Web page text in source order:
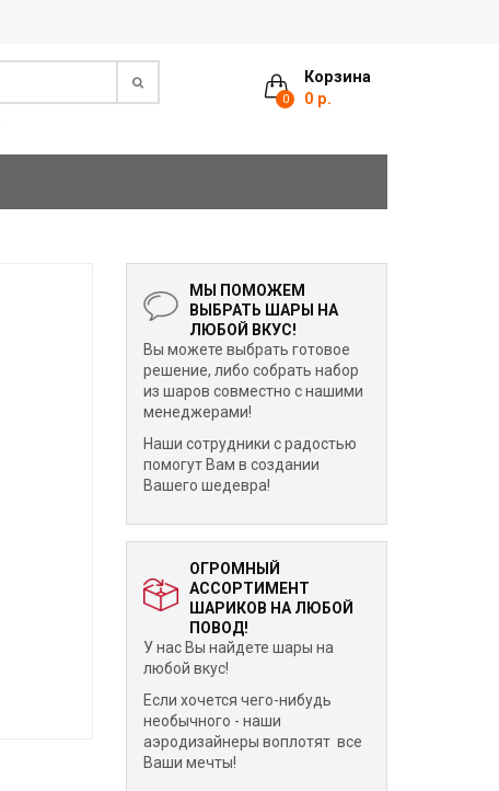
Корзина
0 0 р.
МЫ ПОМОЖЕМ
ВЫБРАТЬ ШАРЫ НА
ЛЮБОЙ ВКУС!
Вы можете выбрать готовое
решение, либо собрать набор
из шаров совместно с нашими
менеджерами!
Наши сотрудники с радостью
помогут Вам в создании
Вашего шедевра!
ОГРОМНЫЙ
АССОРТИМЕНТ
ШАРИКОВ НА ЛЮБОЙ
ПОВОД!
У нас Вы найдете шары на
любой вкус!
Если хочется чего-нибудь
необычного - наши
аэродизайнеры воплотят все
Ваши мечты!